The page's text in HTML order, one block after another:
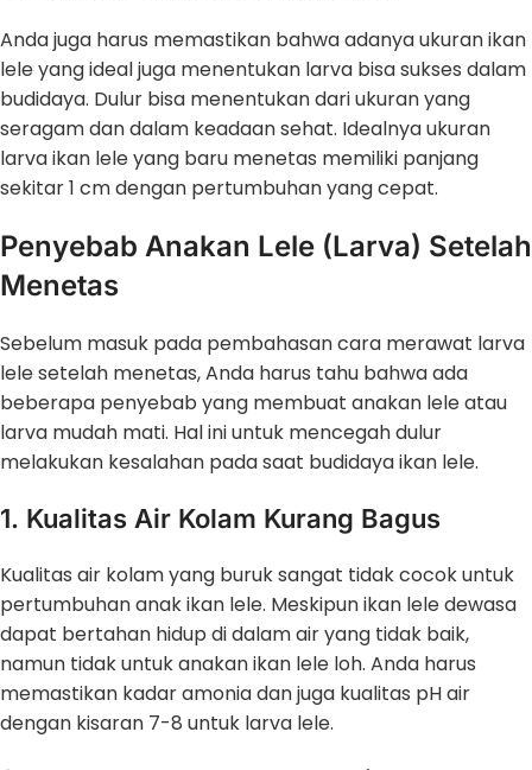
Anda juga harus memastikan bahwa adanya ukuran ikan
lele yang ideal juga menentukan larva bisa sukses dalam
budidaya. Dulur bisa menentukan dari ukuran yang
seragam dan dalam keadaan sehat. Idealnya ukuran
larva ikan lele yang baru menetas memiliki panjang
sekitar 1 cm dengan pertumbuhan yang cepat.
Penyebab Anakan Lele (Larva) Setelah
Menetas
Sebelum masuk pada pembahasan cara merawat larva
lele setelah menetas, Anda harus tahu bahwa ada
beberapa penyebab yang membuat anakan lele atau
larva mudah mati. Hal ini untuk mencegah dulur
melakukan kesalahan pada saat budidaya ikan lele.
1. Kualitas Air Kolam Kurang Bagus
Kualitas air kolam yang buruk sangat tidak cocok untuk
pertumbuhan anak ikan lele. Meskipun ikan lele dewasa
dapat bertahan hidup di dalam air yang tidak baik,
namun tidak untuk anakan ikan lele loh. Anda harus
memastikan kadar amonia dan juga kualitas pH air
dengan kisaran 7-8 untuk larva lele.